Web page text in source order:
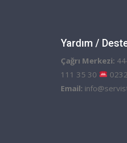
Yardım /
Çağrı Merkezi:
111 35 30
Email: